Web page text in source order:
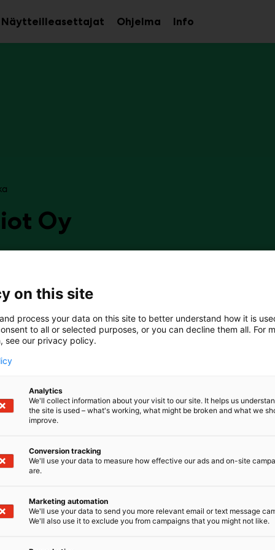
NäytteilleasettajatAvaa
alavalikko
Ohjelma InfoAvaa
alavalikko
Oy
on suomalainen teknologiayritys, joka suunnittelee ja
FORCIOT® -sensoriratkaisuja käytetään
järjestelmien osana. Ratkaisut ovat räätälöitävissä
mukaan ja ne on kehitetty mittamaan
kosteutta ja kosketusta. Anturiteknologian lisäksi
elektroniikan lämmitinsovelluksia. FORCIOT® -
anturitiedon keräämiseen, hallintaan ja
käyttävät järjestelmän tietoja mm. laitteiden
ennakoivaan huoltoon ja käytettävyyden
on this site
process your data on this site to better understand how it is
to all or selected purposes, or you can decline them all. For
see our privacy policy.
Analytics
We'll collect information about your visit to our site. It helps us
the site is used – what's working, what might be broken and what we
improve.
Conversion tracking
We'll use your data to measure how effective our ads and on-site
are.
Marketing automation
We'll use your data to send you more relevant email or text message
We'll also use it to exclude you from campaigns that you might not like.